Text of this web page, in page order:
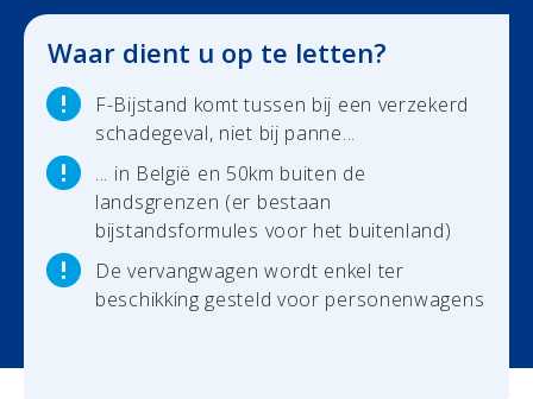
Uw bezittingen
Bedrijfsleider
Uw werven
Uw financiën
Polis Check
Jobs
Uw schadeaangifte
Waar dient u op te letten?
F-Bijstand komt tussen bij een verzekerd
schadegeval, niet bij panne...
... in België en 50km buiten de
landsgrenzen (er bestaan
bijstandsformules voor het buitenland)
De vervangwagen wordt enkel ter
beschikking gesteld voor personenwagens